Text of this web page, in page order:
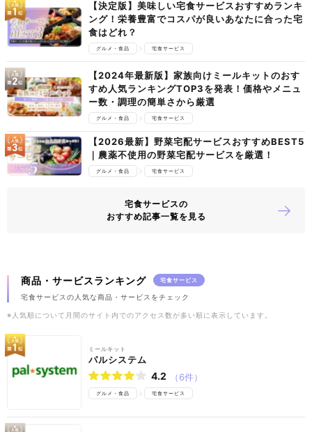
【決定版】美味しい宅食サービスおすすめランキ
ング！栄養豊富でコスパが良いあなたに合った宅
食はどれ？
グルメ・食品 宅食サービス
【2024年最新版】家族向けミールキットのおす
すめ人気ランキングTOP3を発表！価格やメニュ
ー数・調理の簡単さから厳選
グルメ・食品 宅食サービス
【2026最新】野菜宅配サービスおすすめBEST5
｜農薬不使用の野菜宅配サービスを厳選！
グルメ・食品 宅食サービス
宅食サービスの
おすすめ記事一覧を見る
商品・サービスランキング 宅食サービス
宅食サービスの人気な商品・サービスをチェック
※人気順について月間のサイト内でのアクセス数が多い順に表示しています。
ミールキット
パルシステム
4.2 （6件）
グルメ・食品 宅食サービス